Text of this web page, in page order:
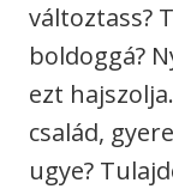
változtass?
boldoggá?
ezt
család,
ugye?